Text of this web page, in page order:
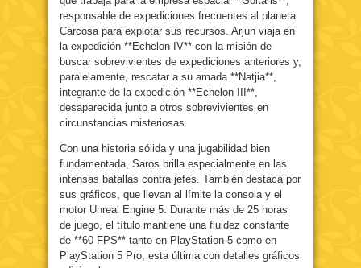
responsable de expediciones frecuentes al planeta
Carcosa para explotar sus recursos. Arjun viaja en
la expedición **Echelon IV** con la misión de
buscar sobrevivientes de expediciones anteriores y,
paralelamente, rescatar a su amada **Natjia**,
integrante de la expedición **Echelon III**,
desaparecida junto a otros sobrevivientes en
circunstancias misteriosas.
Con una historia sólida y una jugabilidad bien
fundamentada, Saros brilla especialmente en las
intensas batallas contra jefes. También destaca por
sus gráficos, que llevan al límite la consola y el
motor Unreal Engine 5. Durante más de 25 horas
de juego, el título mantiene una fluidez constante
de **60 FPS** tanto en PlayStation 5 como en
PlayStation 5 Pro, esta última con detalles gráficos